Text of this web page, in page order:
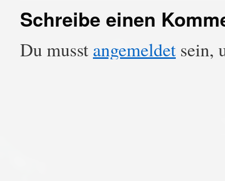
Schreibe einen
Du musst angemeldet sein,